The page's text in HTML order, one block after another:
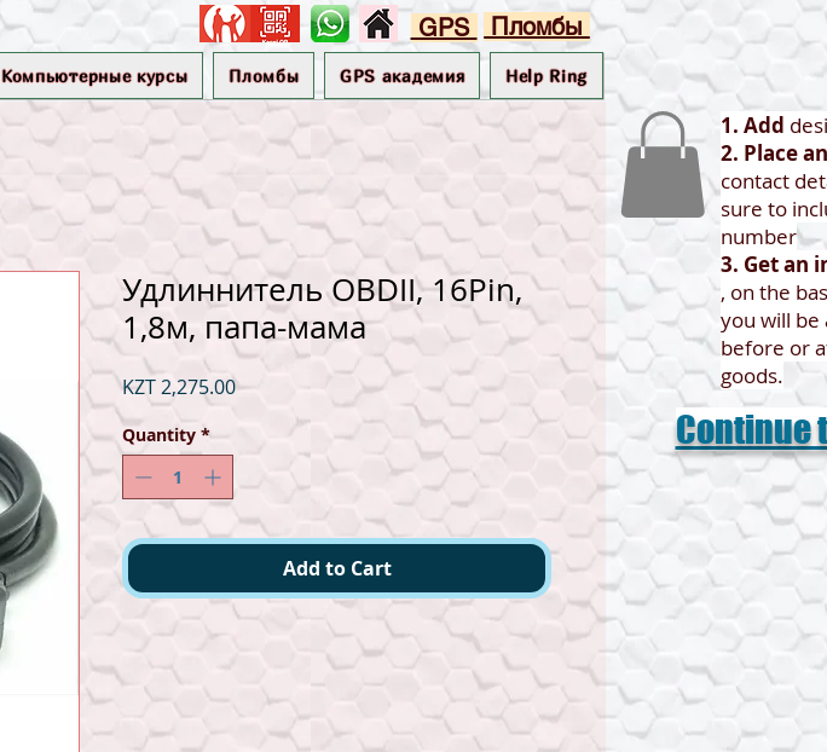
GPS Пломбы
Компьютерные курсы Пломбы GPS академия Help Ring
Удлиннитель OBDII, 16Pin,
1,8м, папа-мама
KZT 2,275.00Price
Quantity *
Add to Cart
1. Add
2. Place
contact
sure to
number
3. Get an
, on the
you will
before or
goods.
Continue